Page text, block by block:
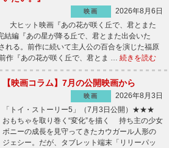
映画
2026年8月6日
大ヒット映画『あの花が咲く丘で、君とまた
結編『あの星が降る丘で、君とまた出会いた
れる。前作に続いて主人公の百合を演じた福原
作『あの花が咲く丘で、君とま … 続きを読む
【映画コラム】7月の公開映画から
映画
2026年8月3日
「トイ・ストーリー5」（7月3日公開）★★★
おもちゃを取り巻く“変化”を描く 持ち主の少女
ボニーの成長を見守ってきたカウガール人形の
ジェシー。だが、タブレット端末「リリーパッ